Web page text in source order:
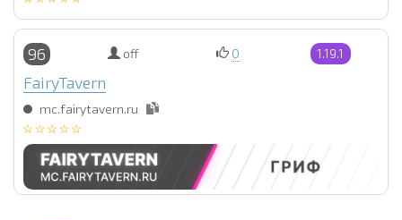
96 off 0 1.19.1
FairyTavern
mc.fairytavern.ru